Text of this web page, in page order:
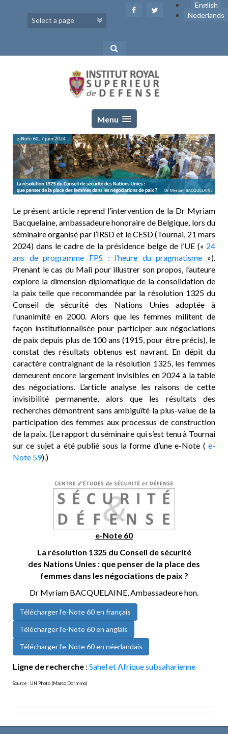
English
Nederlands
Menu
Le présent article reprend l’intervention de la Dr Myriam
Bacquelaine, ambassadeure honoraire de Belgique, lors du
séminaire organisé par l’IRSD et le CESD (Tournai, 21 mars
2024) dans le cadre de la présidence belge de l’UE (« 24
ans de programme FPS : l’heure du pragmatisme »).
Prenant le cas du Mali pour illustrer son propos, l’auteure
explore la dimension diplomatique de la consolidation de
la paix telle que recommandée par la résolution 1325 du
Conseil de sécurité des Nations Unies adoptée à
l’unanimité en 2000. Alors que les femmes militent de
façon institutionnalisée pour participer aux négociations
de paix depuis plus de 100 ans (1915, pour être précis), le
constat des résultats obtenus est navrant. En dépit du
caractère contraignant de la résolution 1325, les femmes
demeurent encore largement invisibles en 2024 à la table
des négociations. L’article analyse les raisons de cette
invisibilité permanente, alors que les résultats des
recherches démontrent sans ambiguïté la plus-value de la
participation des femmes aux processus de construction
de la paix. (Le rapport du séminaire qui s’est tenu à Tournai
sur ce sujet a été publié sous la forme d’une e-Note ( e-
Note 59).)
e-Note 60
La résolution 1325 du Conseil de sécurité
des Nations Unies : que penser de la place des
femmes dans les négociations de paix ?
Dr Myriam BACQUELAINE, Ambassadeure hon.
Télécharger l’e-Note 60 en français
Télécharger l’e-Note 60 en anglais
Télécharger l’e-Note 60 en néerlandais
Ligne de recherche : Sahel et Afrique subsaharienne
Source : UN Photo (Marco Dormino)